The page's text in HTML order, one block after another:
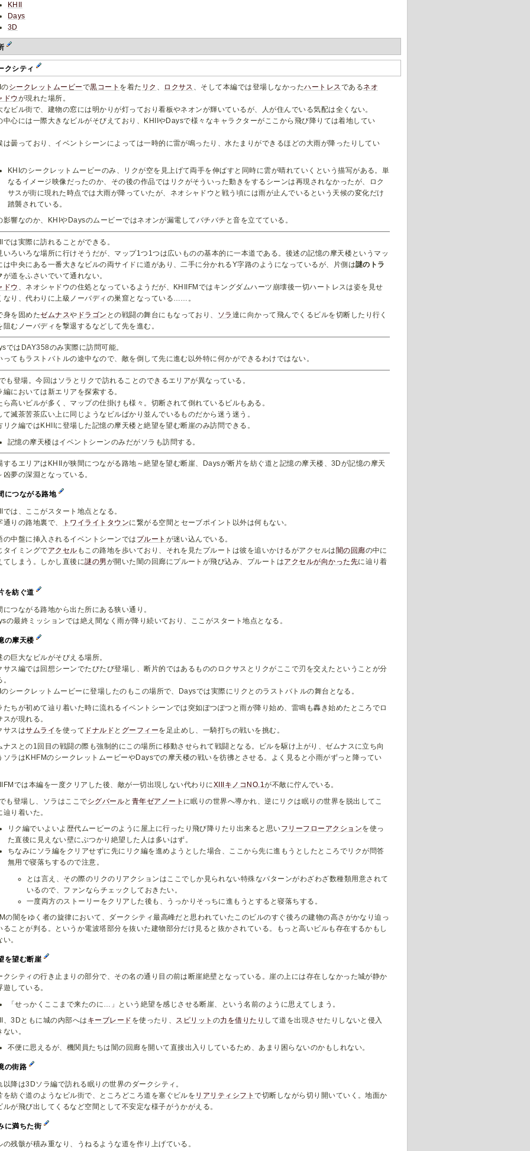
KHII
Days
3D
クシティ
シークレットムービーで黒コート を着た リク ロクサス 、そして本編では登場しなかったハートレス であるネオ
ドウが現れた場所。
なビル街で、建物の窓には明かりが灯っており看板やネオンが輝いているが、人が住んでいる気配は全くない。
中心には一際大きなビルがそびえており、KHIIやDaysで様々なキャラクターがここから飛び降りては着地してい
は曇っており、イベントシーンによっては一時的に雷が鳴ったり、水たまりができるほどの大雨が降ったりしてい
KHIのシークレットムービーのみ、リクが空を見上げて両手を伸ばすと同時に雲が晴れていくという描写がある。単
なるイメージ映像だったのか、その後の作品ではリクがそういった動きをするシーンは再現されなかったが、ロク
サスが街に現れた時点では大雨が降っていたが、ネオシャドウと戦う頃には雨が止んでいるという天候の変化だけ
踏襲されている。
影響なのか、KHIやDaysのムービーではネオンが漏電してバチバチと音を立てている。
では実際に訪れることができる。
いろいろな場所に行けそうだが、マップ1つ1つは広いものの基本的に一本道である。後述の記憶の摩天楼というマッ
は中央にある一番大きなビルの両サイドに道があり、二手に分かれるY字路のようになっているが、片側は謎のトラ
が道をふさいでいて通れない。
ドウ 、ネオシャドウの住処となっているようだが、KHIIFMではキングダムハーツ崩壊後一切ハートレスは姿を見せ
なり、代わりに上級ノーバディの巣窟となっている……。
身を固めたゼムナスや ドラゴン との戦闘の舞台にもなっており、 ソラ 達に向かって飛んでくるビルを切断したり行く
阻むノーバディを撃退するなどして先を進む。
ではDAY358のみ実際に訪問可能。
ってもラストバトルの途中なので、敵を倒して先に進む以外特に何かができるわけではない。
も登場。今回はソラとリクで訪れることのできるエリアが異なっている。
編においては新エリアを探索する。
ら高いビルが多く、マップの仕掛けも様々。切断されて倒れているビルもある。
て滅茶苦茶広い上に同じようなビルばかり並んでいるものだから迷う迷う。
リク編ではKHIIに登場した記憶の摩天楼と絶望を望む断崖のみ訪問できる。
記憶の摩天楼はイベントシーンのみだがソラも訪問する。
するエリアはKHIIが狭間につながる路地～絶望を望む断崖、Daysが断片を紡ぐ道と記憶の摩天楼、3Dが記憶の摩天
凶夢の深淵となっている。
につながる路地
では、ここがスタート地点となる。
通りの路地裏で、
トワイライトタウンに繋がる空間とセーブポイント以外は何もない。
の中盤に挿入されるイベントシーンでは プルート が迷い込んでいる。
タイミングでアクセル もこの路地を歩いており、それを見たプルートは彼を追いかけるがアクセルは闇の回廊の中に
てしまう。しかし直後に謎の男が開いた闇の回廊にプルートが飛び込み、プルートはアクセルが向かった先に辿り着
を紡ぐ道
につながる路地から出た所にある狭い通り。
の最終ミッションでは絶え間なく雨が降り続いており、ここがスタート地点となる。
の摩天楼
の巨大なビルがそびえる場所。
サス編では回想シーンでたびたび登場し、断片的ではあるもののロクサスとリクがここで刃を交えたということが分
シークレットムービーに登場したのもこの場所で、Daysでは実際にリクとのラストバトルの舞台となる。
たちが初めて辿り着いた時に流れるイベントシーンでは突如ぽつぽつと雨が降り始め、雷鳴も轟き始めたところでロ
スが現れる。
サスはサムライ を使って ドナルド と グーフィーを足止めし、一騎打ちの戦いを挑む。
ナスとの1回目の戦闘の際も強制的にこの場所に移動させられて戦闘となる。ビルを駆け上がり、ゼムナスに立ち向
ソラはKHFMのシークレットムービーやDaysでの摩天楼の戦いを彷彿とさせる。よく見ると小雨がずっと降ってい
では本編を一度クリアした後、敵が一切出現しない代わりにXIIIキノコNO.1が不敵に佇んでいる。
も登場し、ソラはここでシグバールと 青年ゼアノート に眠りの世界へ導かれ、逆にリクは眠りの世界を脱出してこ
辿り着いた。
リク編でいよいよ歴代ムービーのように屋上に行ったり飛び降りたり出来ると思いフリーフローアクションを使っ
た直後に見えない壁にぶつかり絶望した人は多いはず。
ちなみにソラ編をクリアせずに先にリク編を進めようとした場合、ここから先に進もうとしたところでリクが問答
無用で寝落ちするので注意。
とは言え、その際のリクのリアクションはここでしか見られない特殊なパターンがわざわざ数種類用意されて
いるので、ファンならチェックしておきたい。
一度両方のストーリーをクリアした後も、うっかりそっちに進もうとすると寝落ちする。
の闇をゆく者の旋律において、ダークシティ最高峰だと思われていたこのビルのすぐ後ろの建物の高さがかなり迫っ
ることが判る。というか電波塔部分を抜いた建物部分だけ見ると抜かされている。もっと高いビルも存在するかもし
い。
を望む断崖
クシティの行き止まりの部分で、その名の通り目の前は断崖絶壁となっている。崖の上には存在しなかった城が静か
遊している。
「せっかくここまで来たのに…」という絶望を感じさせる断崖、という名前のように思えてしまう。
、3Dともに城の内部へは キーブレード を使ったり、 スピリット の力を借りたり して道を出現させたりしないと侵入
ない。
不便に思えるが、機関員たちは闇の回廊を開いて直接出入りしているため、あまり困らないのかもしれない。
の街路
以降は3Dソラ編で訪れる眠りの世界のダークシティ。
を紡ぐ道のようなビル街で、ところどころ道を塞ぐビルを リアリティシフトで切断しながら切り開いていく。地面か
ルが飛び出してくるなど空間として不安定な様子がうかがえる。
に満ちた街
の残骸が積み重なり、うねるような道を作り上げている。